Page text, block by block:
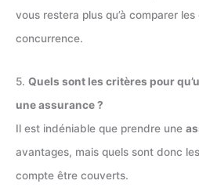
vous restera plus qu’à comparer
concurrence.
5. Quels sont les critères pour
une assurance ?
Il est indéniable que prendre une
avantages, mais quels sont donc
compte être couverts.